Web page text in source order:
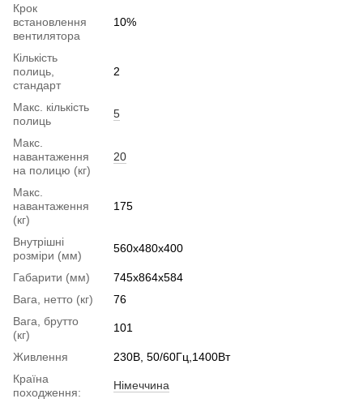
Крок
встановлення
вентилятора
10%
Кількість
полиць,
стандарт
2
Макс. кількість
полиць
5
Макс.
навантаження
на полицю (кг)
20
Макс.
навантаження
(кг)
175
Внутрішні
розміри (мм)
560x480x400
Габарити (мм)
745x864x584
Вага, нетто (кг)
76
Вага, брутто
(кг)
101
Живлення
230В, 50/60Гц,1400Вт
Країна
походження:
Німеччина